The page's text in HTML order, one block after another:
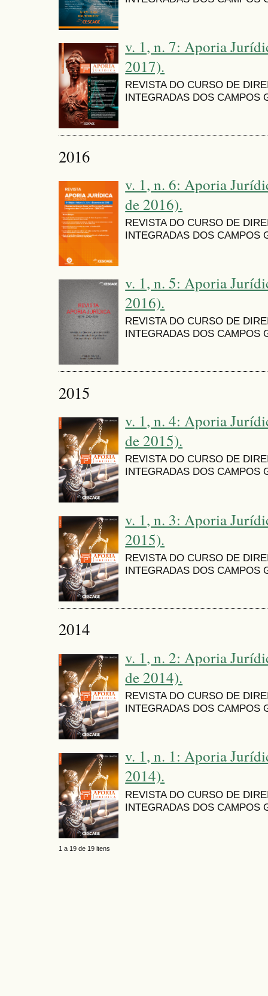
v. 1, n. 7: Aporia
2017).
REVISTA DO CURSO DE
INTEGRADAS DOS CAMPOS
2016
v. 1, n. 6: Aporia
de 2016).
REVISTA DO CURSO DE
INTEGRADAS DOS CAMPOS
v. 1, n. 5: Aporia
2016).
REVISTA DO CURSO DE
INTEGRADAS DOS CAMPOS
2015
v. 1, n. 4: Aporia
de 2015).
REVISTA DO CURSO DE
INTEGRADAS DOS CAMPOS
v. 1, n. 3: Aporia
2015).
REVISTA DO CURSO DE
INTEGRADAS DOS CAMPOS
2014
v. 1, n. 2: Aporia
de 2014).
REVISTA DO CURSO DE
INTEGRADAS DOS CAMPOS
v. 1, n. 1: Aporia
2014).
REVISTA DO CURSO DE
INTEGRADAS DOS CAMPOS
1 a 19 de 19 itens